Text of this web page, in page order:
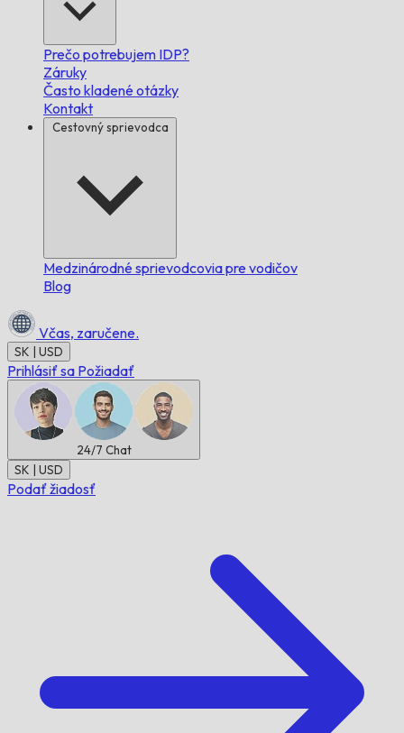
Prečo potrebujem IDP?
Záruky
Často kladené otázky
Kontakt
Cestovný sprievodca
Medzinárodné sprievodcovia pre vodičov
Blog
Včas, zaručene.
SK | USD
Prihlásiť sa Požiadať
24/7 Chat
SK | USD
Podať žiadosť